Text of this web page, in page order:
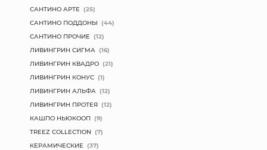
САНТИНО АРТЕ (25)
САНТИНО ПОДДОНЫ (44)
САНТИНО ПРОЧИЕ (12)
ЛИВИНГРИН СИГМА (16)
ЛИВИНГРИН КВАДРО (21)
ЛИВИНГРИН КОНУС (1)
ЛИВИНГРИН АЛЬФА (12)
ЛИВИНГРИН ПРОТЕЯ (12)
КАШПО НЬЮКООП (9)
TREEZ COLLECTION (7)
КЕРАМИЧЕСКИЕ (37)